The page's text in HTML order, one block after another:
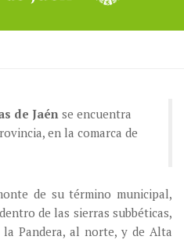
de Jaén se encuentra
en la comarca de
de su término municipal,
de las sierras subbéticas,
Pandera, al norte, y de Alta